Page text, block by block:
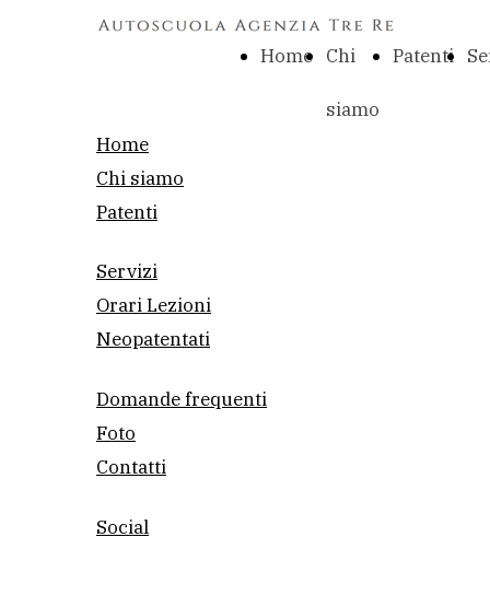
Home Chi
siamo
Patenti
Home
Chi siamo
Patenti
Servizi
Orari Lezioni
Neopatentati
Domande frequenti
Foto
Contatti
Social